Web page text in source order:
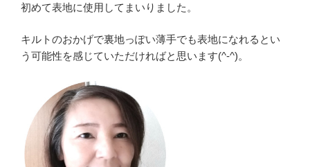
初めて表地に使用してまいりました。
キルトのおかげで裏地っぽい薄手でも表地になれるとい
う可能性を感じていただければと思います(^-^)。